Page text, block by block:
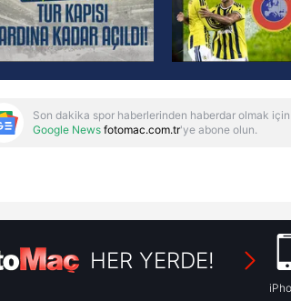
Son dakika spor haberlerinden haberdar olmak için
Google News fotomac.com.tr'ye abone olun.
HER YERDE!